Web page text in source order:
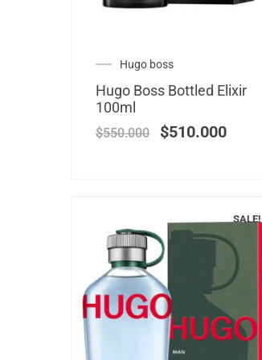
Hugo boss
Hugo Boss Bottled Elixir
100ml
$550.000 $510.000
SALE!